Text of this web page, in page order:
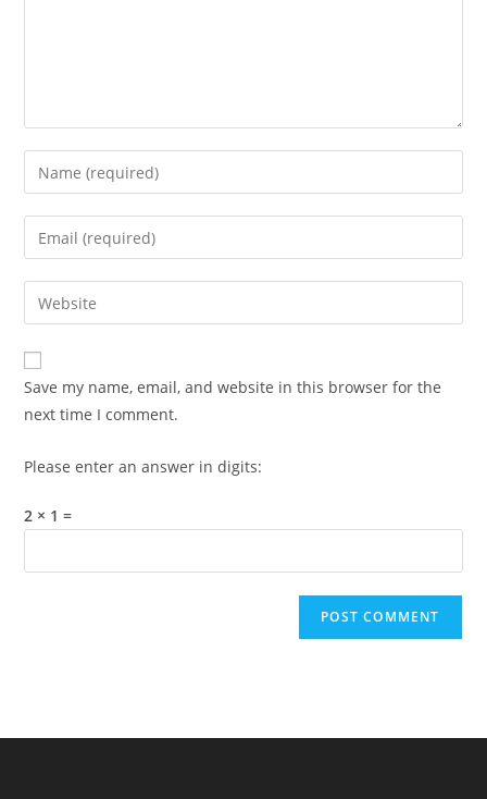
Enter
your
name
comment
Enter
your
email
address
comment
Enter
your
website
URL
(optional)
Save my name, email, and website in this browser for the
next time I comment.
Please enter an answer in digits:
2 × 1 =